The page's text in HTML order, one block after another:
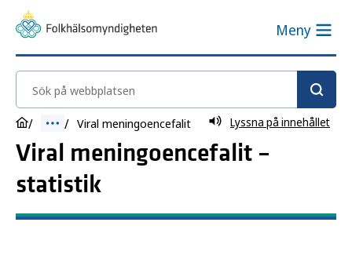
Meny
Sök på webbplatsen
Viral meningoencefalit Lyssna på innehållet
Viral meningoencefalit –
statistik